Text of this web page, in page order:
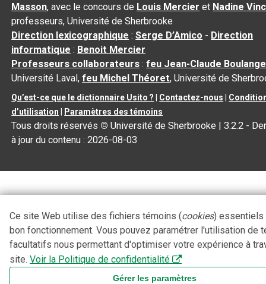
Masson, avec le concours de Louis Mercier et Nadine
professeurs, Université de Sherbrooke
Direction lexicographique :Serge D’Amico - Direction
informatique : Benoit Mercier
Professeurs collaborateurs :feu Jean-Claude
Université Laval,feu Michel Théoret, Université de
Qu’est-ce que le dictionnaire Usito ? Contactez-nous
d’utilisation
Paramètres des témoins
Tous droits réservés © Université de Sherbrooke |3.2.2 -
à jour du contenu :2026-08-03
Ce site Web utilise des fichiers témoins (cookies) essentiels
bon fonctionnement. Vous pouvez paramétrer l'utilisation de
facultatifs nous permettant d'optimiser votre expérience à
site. Voir la Politique de confidentialité
Gérer les paramètres